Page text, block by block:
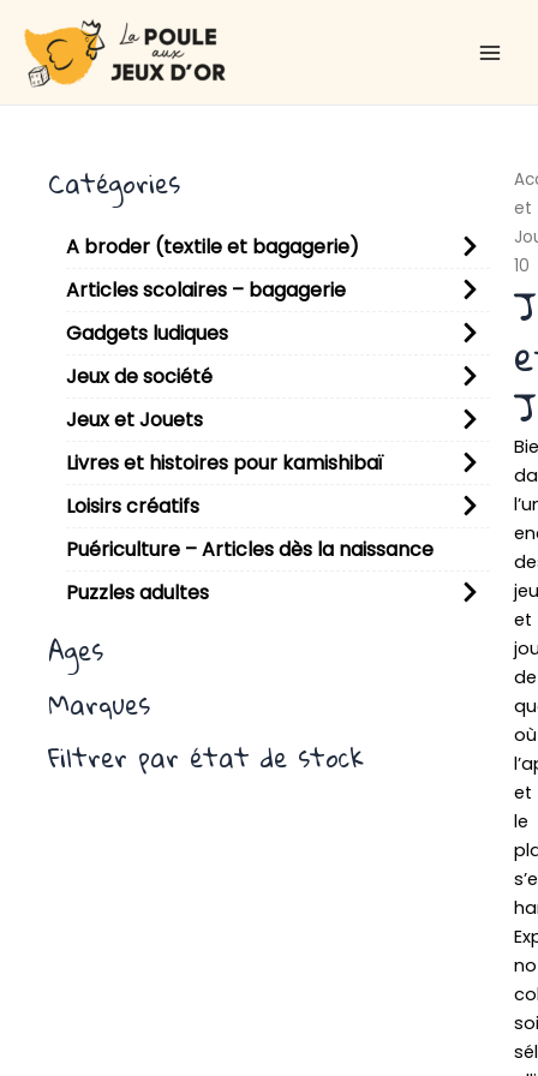
contenu
Catégories
A broder (textile et bagagerie)
Articles scolaires – bagagerie
Gadgets ludiques
Jeux de société
Jeux et Jouets
Livres et histoires pour kamishibaï
Loisirs créatifs
Puériculture – Articles dès la naissance
Puzzles adultes
Ages
Marques
Filtrer par état de stock
et
10
et
de
où
et
le